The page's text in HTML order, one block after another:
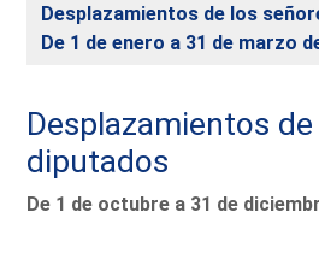
Desplazamientos de los
De 1 de enero a 31 de marzo
Desplazamientos
diputados
De 1 de octubre a 31 de